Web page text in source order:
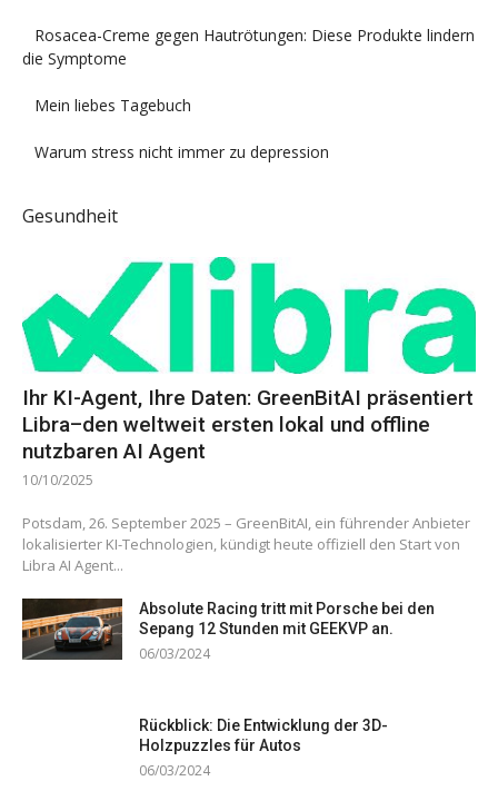
Rosacea-Creme gegen Hautrötungen: Diese Produkte lindern
die Symptome
Mein liebes Tagebuch
Warum stress nicht immer zu depression
Gesundheit
Ihr KI-Agent, Ihre Daten: GreenBitAI präsentiert
Libra–den weltweit ersten lokal und offline
nutzbaren AI Agent
10/10/2025
Potsdam, 26. September 2025 – GreenBitAI, ein führender Anbieter
lokalisierter KI-Technologien, kündigt heute offiziell den Start von
Libra AI Agent...
Absolute Racing tritt mit Porsche bei den
Sepang 12 Stunden mit GEEKVP an.
06/03/2024
Rückblick: Die Entwicklung der 3D-
Holzpuzzles für Autos
06/03/2024